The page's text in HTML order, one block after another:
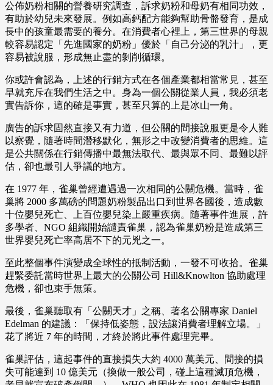
公佈奶粉相關的營養研究調查，訴求奶粉和母奶有相同功效，
有助於幼兒未來發展。例如高鈣配方能夠幫助骨骼發育，是成
長中的孩童最需要的養分。在消費者心裡上，第三世界的母親
較容易認定「先進國家的奶粉」優於「自己分泌的乳汁」，更
容易被說服，形成無止盡的剝削循環。
你或許會認為，上述的行銷方式在各個產業都相當常見，甚至
早就充斥在我們生活之中。身為一個公關從業人員，我必須老
實告訴你，這的確是事實，甚至只算的上是冰山一角。
廣告的訴求固然直接又有力道，但公關的間接說服更是令人難
以察覺，隨著時間潛移默化，無形之中改變消費者的思維。這
是公共關係在行銷傳播中最無法取代、最與眾不同、最難以評
估，卻也最引人爭議的地方。
在 1977 年，雀巢曾經遭遇過一次相同的公關危機。當時，雀
巢將 2000 多萬磅的問題奶粉製品出口到世界各國後，造成數
十位嬰兒死亡、上百位嬰兒染上嚴重疾病。隨著事件進展，許
多學者、NGO 組織開始譴責雀巢，認為雀巢奶粉是造成第三
世界嬰兒死亡率高居不下的元兇之一。
至此整個事件演變成全球性的抵制活動，一發不可收拾。雀巢
趕緊委託當時世界上最大的公關公司 Hill&Knowlton 協助處理
危機，卻也束手無策。
最後，雀巢聽取有「公關天才」之稱、著名公關專家 Daniel
Edelman 的建議：「保持低姿態，設法讓消費者理解立場。」
花了將近 7 年的時間，才終於將此事件處理完畢。
雀巢評估，這起事件的直接損失大約 4000 萬美元、間接的損
失可能達到 10 億美元（換做一般公司，碰上這種滅頂危機，